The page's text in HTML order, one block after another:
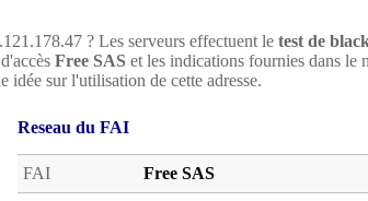
? Les serveurs effectuent le test de
Free SAS et les indications fournies dans le
idée sur l'utilisation de cette adresse.
Reseau du FAI
FAI Free SAS